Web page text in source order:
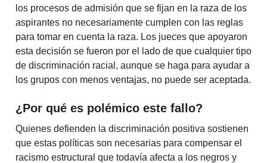
los procesos de admisión que se fijan en la raza de los
aspirantes no necesariamente cumplen con las reglas
para tomar en cuenta la raza. Los jueces que apoyaron
esta decisión se fueron por el lado de que cualquier tipo
de discriminación racial, aunque se haga para ayudar a
los grupos con menos ventajas, no puede ser aceptada.
¿Por qué es polémico este fallo?
Quienes defienden la discriminación positiva sostienen
que estas políticas son necesarias para compensar el
racismo estructural que todavía afecta a los negros y